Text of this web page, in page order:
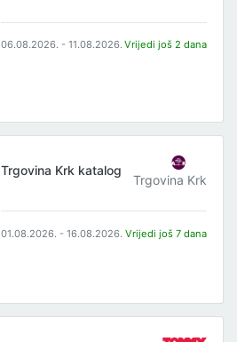
06.08.2026. - 11.08.2026. Vrijedi još 2 dana
Trgovina Krk katalog
Trgovina Krk
01.08.2026. - 16.08.2026. Vrijedi još 7 dana